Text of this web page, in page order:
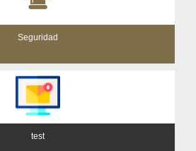
Seguridad
test